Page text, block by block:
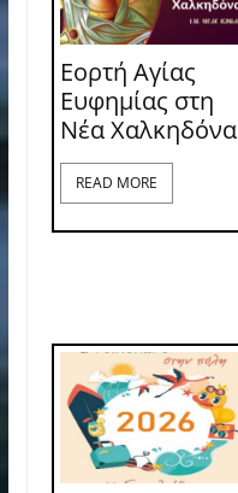
Εορτή Αγίας
Ευφημίας στη
Νέα Χαλκηδόνα
READ MORE